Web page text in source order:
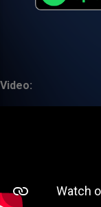
Video: